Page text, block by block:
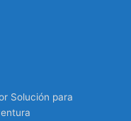
Solución para